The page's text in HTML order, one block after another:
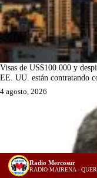
Visas de US$100.000 y
EE. UU. están contratando
4 agosto, 2026
Radio Mercosur
RADIO MAIRENA -